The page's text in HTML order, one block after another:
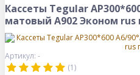
Кассеты Tegular
матовый А902 Эконом rus
Артикул: -
(1)